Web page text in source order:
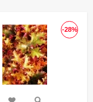
-28%